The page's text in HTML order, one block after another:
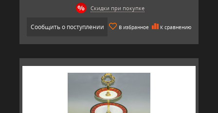
Скидки при покупке
Сообщить о поступлении В избранное К сравнению